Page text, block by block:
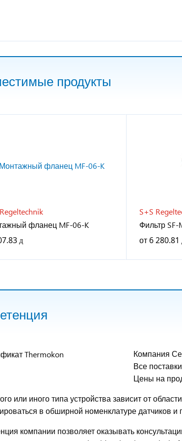
продукты
фланец MF-06-K
S+S
Фильтр SF-
от 6 280.81
Компания
Все
Цены на
или иного типа устройства зависит от
в обширной номенклатуре датчиков и
компании позволяет оказывать